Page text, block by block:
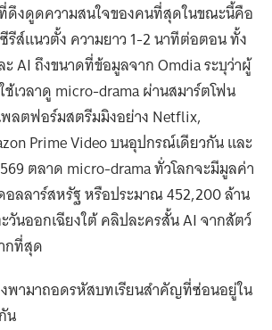
ดึงดูดความสนใจของคนที่สุดในขณะนี้คือ
รีส์แนวตั้ง ความยาว 1-2 นาทีต่อตอน ทั้ง
AI ถึงขนาดที่ข้อมูลจาก Omdia ระบุว่าผู้
ช้เวลาดู micro-drama ผ่านสมาร์ตโฟน
ลตฟอร์มสตรีมมิงอย่าง Netflix,
Prime Video บนอุปกรณ์เดียวกัน และ
ตลาด micro-drama ทั่วโลกจะมีมูลค่า
อลลาร์สหรัฐ หรือประมาณ 452,200 ล้าน
วันออกเฉียงใต้ คลิปละครสั้น AI จากสัตว์
กที่สุด
พามาถอดรหัสบทเรียนสำคัญที่ซ่อนอยู่ใน
น